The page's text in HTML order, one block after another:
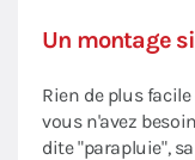
Un montage
Rien de plus
vous n'avez
dite "parapluie",